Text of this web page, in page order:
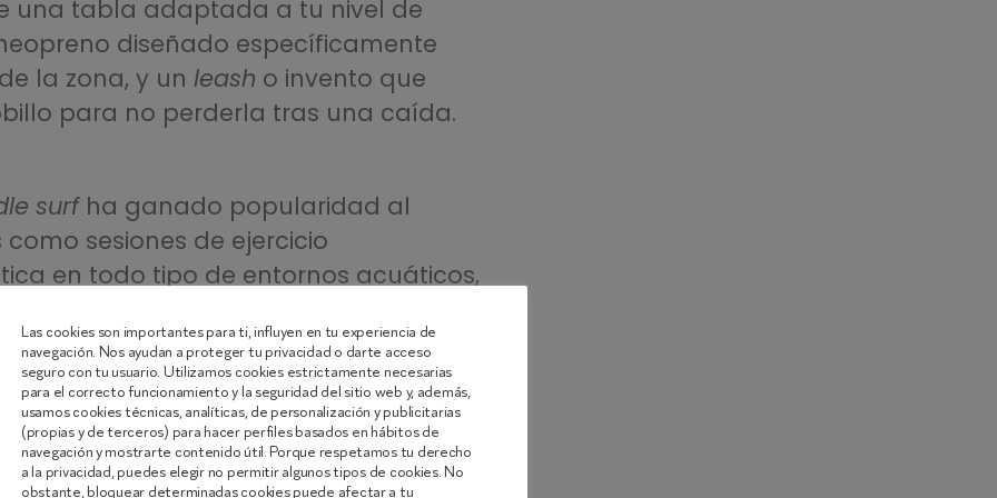
una tabla adaptada a tu nivel de
diseñado específicamente
la zona, y un leash o invento que
para no perderla tras una caída.
surfha ganado popularidad al
sesiones de ejercicio
en todo tipo de entornos acuáticos,
o ríos de aguas tranquilas. El
gran volumen que aporta estabilidad,
unleasho invento de seguridad. Es
disfrutar de una visión panorámica
equilibrio.
Las cookies son importantes para ti, influyen en tu experiencia de
navegación. Nos ayudan a proteger tu privacidad o darte acceso
seguro con tu usuario. Utilizamos cookies estrictamente necesarias
para el correcto funcionamiento y la seguridad del sitio web y, además,
usamos cookies técnicas, analíticas, de personalización y publicitarias
(propias y de terceros) para hacer perfiles basados en hábitos de
navegación y mostrarte contenido útil. Porque respetamos tu derecho
a la privacidad, puedes elegir no permitir algunos tipos de cookies. No
obstante, bloquear determinadas cookies puede afectar a tu